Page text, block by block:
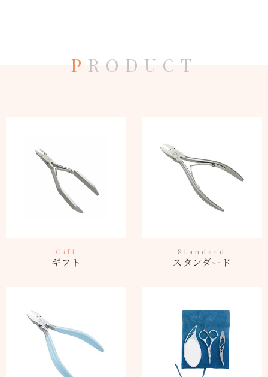
P RODUCT
Gift
ギフト
Standard
スタンダード